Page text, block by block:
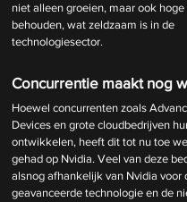
niet alleen groeien, maar ook
behouden, wat zeldzaam is in de
technologiesector.
Concurrentie maakt nog
Hoewel concurrenten zoals
Devices en grote cloudbedrijven
ontwikkelen, heeft dit tot nu toe
gehad op Nvidia. Veel van deze
alsnog afhankelijk van Nvidia voor
geavanceerde technologie en de